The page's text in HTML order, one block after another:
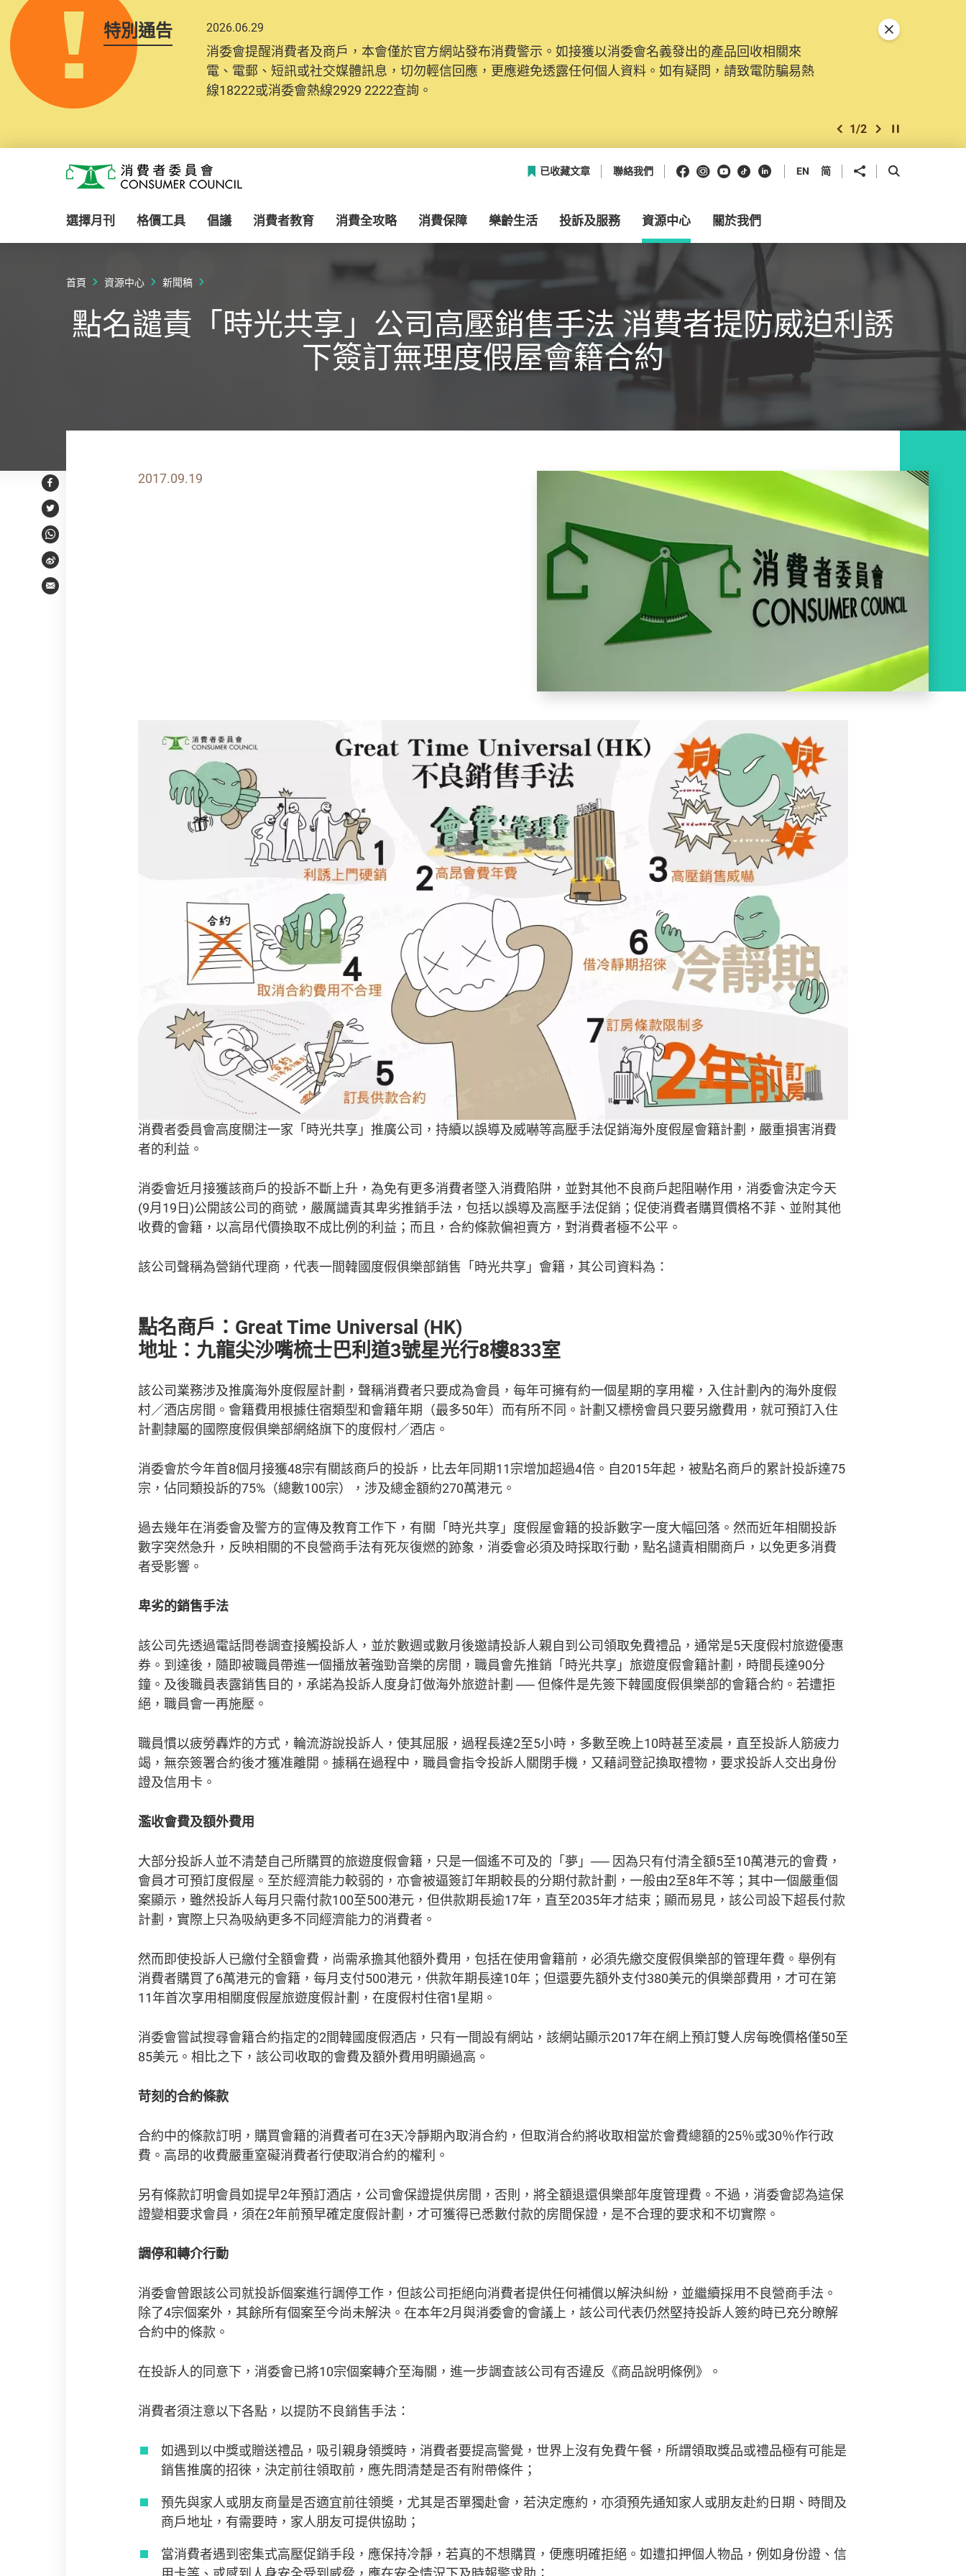
特別通告 2026.06.29
消委會提醒消費者及商戶，本會僅於官方網站發布消費警示。如接獲以消委會名義發出的產品回收相關來
電、電郵、短訊或社交媒體訊息，切勿輕信回應，更應避免透露任何個人資料。如有疑問，請致電防騙易熱
線18222或消委會熱線2929 2222查詢。
上一個
1/2 下一個開始/暫停幻燈
關閉特別通告
消費者委員會
已收藏文章 聯絡我們 Facebook
Instagram
Youtube
抖音領英 EN 简 分享到 開啟搜尋框
選擇月刊 格價工具 倡議 消費者教育 消費全攻略 消費保障 樂齡生活 投訴及服務 資源中心 關於我們
首頁 資源中心 新聞稿
點名譴責「時光共享」公司高壓銷售手法 消費者提防威迫利誘
下簽訂無理度假屋會籍合約
Facebook
Twitter
WhatsApp
Weibo
Email
2017.09.19
消費者委員會高度關注一家「時光共享」推廣公司，持續以誤導及威嚇等高壓手法促銷海外度假屋會籍計劃，嚴重損害消費
者的利益。
消委會近月接獲該商戶的投訴不斷上升，為免有更多消費者墜入消費陷阱，並對其他不良商戶起阻嚇作用，消委會決定今天
(9月19日)公開該公司的商號，嚴厲譴責其卑劣推銷手法，包括以誤導及高壓手法促銷；促使消費者購買價格不菲、並附其他
收費的會籍，以高昂代價換取不成比例的利益；而且，合約條款偏袒賣方，對消費者極不公平。
該公司聲稱為營銷代理商，代表一間韓國度假俱樂部銷售「時光共享」會籍，其公司資料為：
點名商戶：Great Time Universal (HK)
地址：九龍尖沙嘴梳士巴利道3號星光行8樓833室
該公司業務涉及推廣海外度假屋計劃，聲稱消費者只要成為會員，每年可擁有約一個星期的享用權，入住計劃內的海外度假
村／酒店房間。會籍費用根據住宿類型和會籍年期（最多50年）而有所不同。計劃又標榜會員只要另繳費用，就可預訂入住
計劃隸屬的國際度假俱樂部網絡旗下的度假村／酒店。
消委會於今年首8個月接獲48宗有關該商戶的投訴，比去年同期11宗增加超過4倍。自2015年起，被點名商戶的累計投訴達75
宗，佔同類投訴的75%（總數100宗），涉及總金額約270萬港元。
過去幾年在消委會及警方的宣傳及教育工作下，有關「時光共享」度假屋會籍的投訴數字一度大幅回落。然而近年相關投訴
數字突然急升，反映相關的不良營商手法有死灰復燃的跡象，消委會必須及時採取行動，點名讉責相關商戶，以免更多消費
者受影響。
卑劣的銷售手法
該公司先透過電話問卷調查接觸投訴人，並於數週或數月後邀請投訴人親自到公司領取免費禮品，通常是5天度假村旅遊優惠
券。到達後，隨即被職員帶進一個播放著強勁音樂的房間，職員會先推銷「時光共享」旅遊度假會籍計劃，時間長達90分
鐘。及後職員表露銷售目的，承諾為投訴人度身訂做海外旅遊計劃 ── 但條件是先簽下韓國度假俱樂部的會籍合約。若遭拒
絕，職員會一再施壓。
職員慣以疲勞轟炸的方式，輪流游說投訴人，使其屈服，過程長達2至5小時，多數至晚上10時甚至凌晨，直至投訴人筋疲力
竭，無奈簽署合約後才獲准離開。據稱在過程中，職員會指令投訴人關閉手機，又藉詞登記換取禮物，要求投訴人交出身份
證及信用卡。
濫收會費及額外費用
大部分投訴人並不清楚自己所購買的旅遊度假會籍，只是一個遙不可及的「夢」── 因為只有付清全額5至10萬港元的會費，
會員才可預訂度假屋。至於經濟能力較弱的，亦會被逼簽訂年期較長的分期付款計劃，一般由2至8年不等；其中一個嚴重個
案顯示，雖然投訴人每月只需付款100至500港元，但供款期長逾17年，直至2035年才結束；顯而易見，該公司設下超長付款
計劃，實際上只為吸納更多不同經濟能力的消費者。
然而即使投訴人已繳付全額會費，尚需承擔其他額外費用，包括在使用會籍前，必須先繳交度假俱樂部的管理年費。舉例有
消費者購買了6萬港元的會籍，每月支付500港元，供款年期長達10年；但還要先額外支付380美元的俱樂部費用，才可在第
11年首次享用相關度假屋旅遊度假計劃，在度假村住宿1星期。
消委會嘗試搜尋會籍合約指定的2間韓國度假酒店，只有一間設有網站，該網站顯示2017年在網上預訂雙人房每晚價格僅50至
85美元。相比之下，該公司收取的會費及額外費用明顯過高。
苛刻的合約條款
合約中的條款訂明，購買會籍的消費者可在3天冷靜期內取消合約，但取消合約將收取相當於會費總額的25％或30％作行政
費。高昂的收費嚴重窒礙消費者行使取消合約的權利。
另有條款訂明會員如提早2年預訂酒店，公司會保證提供房間，否則，將全額退還俱樂部年度管理費。不過，消委會認為這保
證變相要求會員，須在2年前預早確定度假計劃，才可獲得已悉數付款的房間保證，是不合理的要求和不切實際。
調停和轉介行動
消委會曾跟該公司就投訴個案進行調停工作，但該公司拒絕向消費者提供任何補償以解決糾紛，並繼續採用不良營商手法。
除了4宗個案外，其餘所有個案至今尚未解決。在本年2月與消委會的會議上，該公司代表仍然堅持投訴人簽約時已充分瞭解
合約中的條款。
在投訴人的同意下，消委會已將10宗個案轉介至海關，進一步調查該公司有否違反《商品說明條例》。
消費者須注意以下各點，以提防不良銷售手法：
如遇到以中獎或贈送禮品，吸引親身領獎時，消費者要提高警覺，世界上沒有免費午餐，所謂領取獎品或禮品極有可能是
銷售推廣的招徠，決定前往領取前，應先問清楚是否有附帶條件；
預先與家人或朋友商量是否適宜前往領奬，尤其是否單獨赴會，若決定應約，亦須預先通知家人或朋友赴約日期、時間及
商戶地址，有需要時，家人朋友可提供協助；
當消費者遇到密集式高壓促銷手段，應保持冷靜，若真的不想購買，便應明確拒絕。如遭扣押個人物品，例如身份證、信